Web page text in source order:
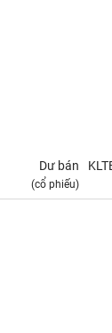
Dư bán
(cổ phiếu)